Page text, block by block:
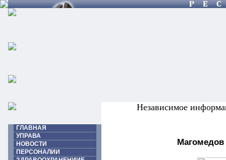
Независимое
ГЛАВНАЯ
УПРАВА
НОВОСТИ
ПЕРСОНАЛИИ